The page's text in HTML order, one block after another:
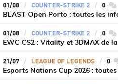
01/08 COUNTER-STRIKE 2 0
01/08 COUNTER-STRIKE 2 0
EWC CS2 : Vitality et 3DMAX de
21/07 LEAGUE OF LEGENDS 0